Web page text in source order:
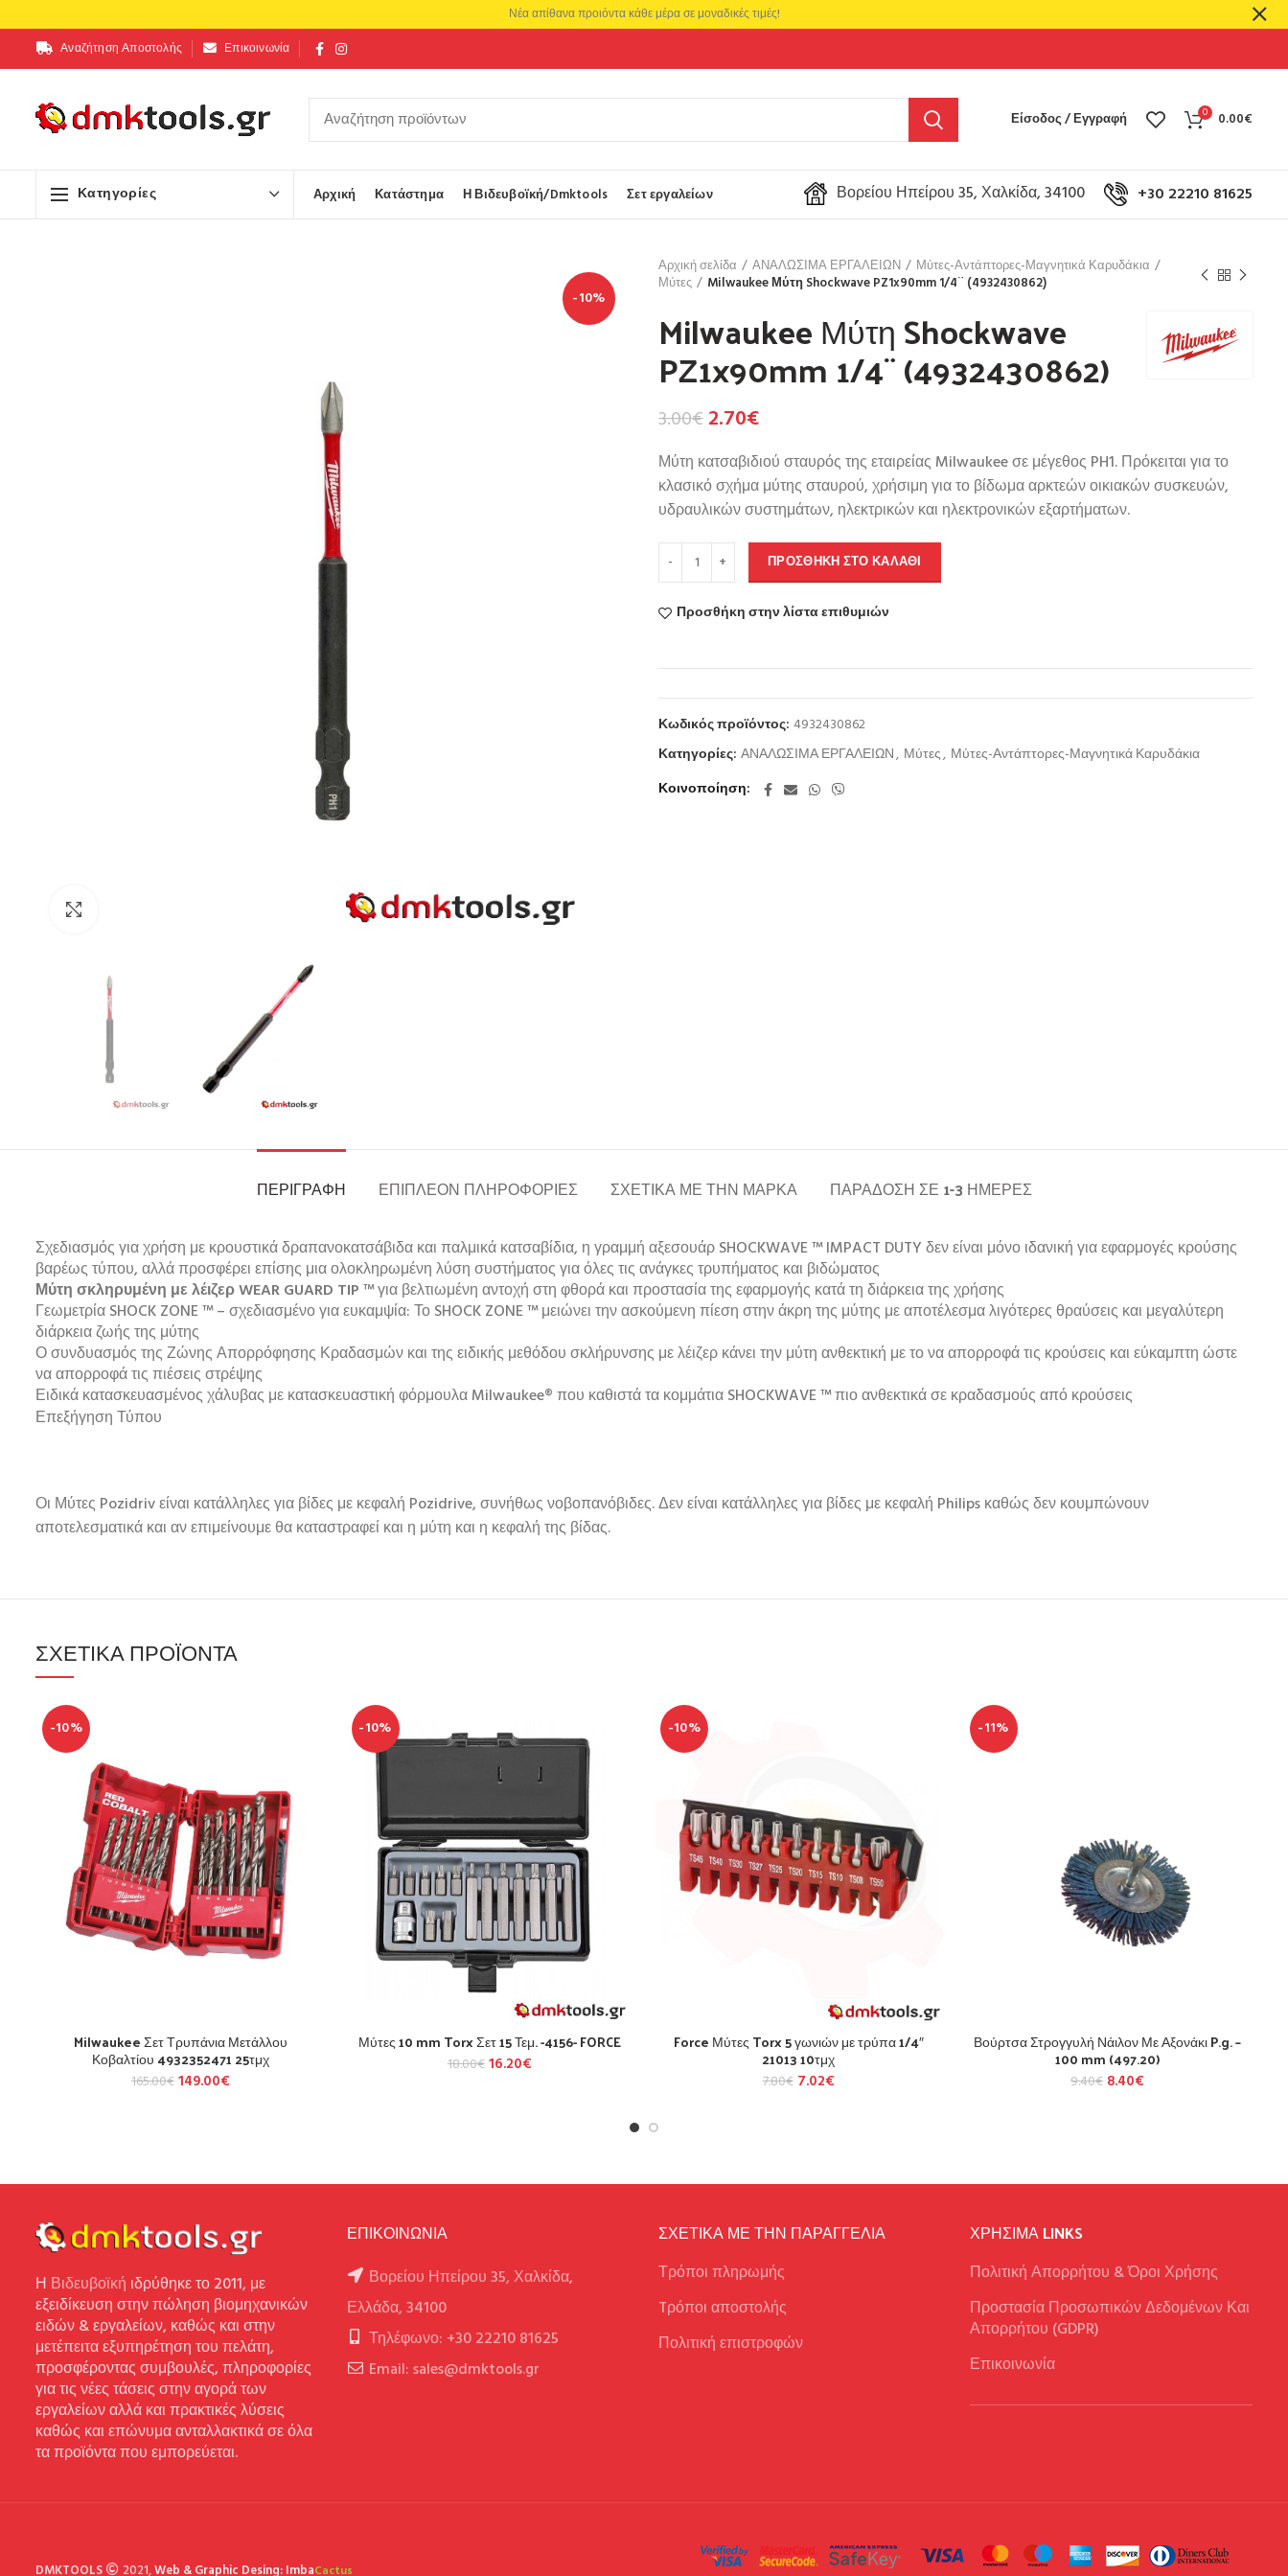
Αναζήτηση Αποστολής Επικοινωνία
Είσοδος / Εγγραφή 0 0.00€
Κατηγορίες Αρχική Κατάστημα Η Βιδευβοϊκή/Dmktools Σετ εργαλείων Βορείου Ηπείρου 35, Χαλκίδα, 34100 +30 22210 81625
-10%
Αρχική σελίδα ΑΝΑΛΩΣΙΜΑ ΕΡΓΑΛΕΙΩΝ
Μύτες-Αντάπτορες-Μαγνητικά Καρυδάκια
Μύτες
Milwaukee Μύτη Shockwave PZ1x90mm 1/4¨ (4932430862)​
Milwaukee Μύτη Shockwave
PZ1x90mm 1/4¨ (4932430862)​
3.00€2.70€
Μύτη κατσαβιδιού σταυρός της εταιρείας Milwaukee σε μέγεθος PH1. Πρόκειται για το
κλασικό σχήμα μύτης σταυρού, χρήσιμη για το βίδωμα αρκτεών οικιακών συσκευών,
υδραυλικών συστημάτων, ηλεκτρικών και ηλεκτρονικών εξαρτήματων.
ΠΡΟΣΘΉΚΗ ΣΤΟ ΚΑΛΆΘΙ
Προσθήκη στην λίστα επιθυμιών
Κωδικός προϊόντος: 4932430862
Κατηγορίες: ΑΝΑΛΩΣΙΜΑ ΕΡΓΑΛΕΙΩΝ, Μύτες, Μύτες-Αντάπτορες-Μαγνητικά Καρυδάκια
Κοινοποίηση
ΠΕΡΙΓΡΑΦΉ ΕΠΙΠΛΈΟΝ ΠΛΗΡΟΦΟΡΊΕΣ ΣΧΕΤΙΚΆ ΜΕ ΤΗΝ ΜΆΡΚΑ ΠΑΡΆΔΟΣΗ ΣΕ 1-3 ΗΜΈΡΕΣ
Σχεδιασμός για χρήση με κρουστικά δραπανοκατσάβιδα και παλμικά κατσαβίδια, η γραμμή αξεσουάρ SHOCKWAVE ™ IMPACT DUTY δεν είναι μόνο ιδανική για εφαρμογές κρούσης
βαρέως τύπου, αλλά προσφέρει επίσης μια ολοκληρωμένη λύση συστήματος για όλες τις ανάγκες τρυπήματος και βιδώματος
Μύτη σκληρυμένη με λέιζερ WEAR GUARD TIP™ για βελτιωμένη αντοχή στη φθορά και προστασία της εφαρμογής κατά τη διάρκεια της χρήσης
Γεωμετρία SHOCK ZONE ™ – σχεδιασμένο για ευκαμψία:Το SHOCK ZONE ™ μειώνει την ασκούμενη πίεση στην άκρη της μύτης με αποτέλεσμα λιγότερες θραύσεις και μεγαλύτερη
διάρκεια ζωής της μύτης
Ο συνδυασμός της Ζώνης Απορρόφησης Κραδασμών και της ειδικής μεθόδου σκλήρυνσης με λέιζερ κάνει την μύτη ανθεκτική με το να απορροφά τις κρούσεις και εύκαμπτη ώστε
να απορροφά τις πιέσεις στρέψης
Ειδικά κατασκευασμένος χάλυβας με κατασκευαστική φόρμουλα Milwaukee® που καθιστά τα κομμάτια SHOCKWAVE ™ πιο ανθεκτικά σε κραδασμούς από κρούσεις
Επεξήγηση Τύπου
Οι Μύτες Pozidriv είναι κατάλληλες για βίδες με κεφαλή Pozidrive, συνήθως νοβοπανόβιδες. Δεν είναι κατάλληλες για βίδες με κεφαλή Philips καθώς δεν κουμπώνουν
αποτελεσματικά και αν επιμείνουμε θα καταστραφεί και η μύτη και η κεφαλή της βίδας.
ΣΧΕΤΙΚΆ ΠΡΟΪΌΝΤΑ
-10%
Milwaukee Σετ Τρυπάνια Μετάλλου
Κοβαλτίου 4932352471 25τμχ
165.00€ 149.00€
-10%
Μύτες 10 mm Torx Σετ 15 Τεμ. -4156- FORCE
18.00€ 16.20€
-10%
Force Μύτες Torx 5 γωνιών με τρύπα 1/4″
21013 10τμχ
7.80€ 7.02€
-11%
Βούρτσα Στρογγυλή Νάιλον Με Αξονάκι P.g. –
100 mm (497.20)
9.40€ 8.40€
Η Βιδευβοϊκή ιδρύθηκε το 2011, με
εξειδίκευση στην πώληση βιομηχανικών
ειδών & εργαλείων, καθώς και στην
μετέπειτα εξυπηρέτηση του πελάτη,
προσφέροντας συμβουλές, πληροφορίες
για τις νέες τάσεις στην αγορά των
εργαλείων αλλά και πρακτικές λύσεις
καθώς και επώνυμα ανταλλακτικά σε όλα
τα προϊόντα που εμπορεύεται.
ΕΠΙΚΟΙΝΩΝΙΑ
Βορείου Ηπείρου 35, Χαλκίδα,
Ελλάδα, 34100
Τηλέφωνο: +30 22210 81625
Email: sales@dmktools.gr
ΣΧΕΤΙΚΑ ΜΕ ΤΗΝ ΠΑΡΑΓΓΕΛΙΑ
Τρόποι πληρωμής
Tρόποι αποστολής
Πολιτική επιστροφών
ΧΡΉΣΙΜΑ LINKS
Πολιτική Απορρήτου & Όροι Χρήσης
Προστασία Προσωπικών Δεδομένων Και
Απορρήτου (GDPR)
Επικοινωνία
DMKTOOLS 2021,Web & Graphic Desing: ImbaCactus
Νέα απίθανα προιόντα κάθε μέρα σε μοναδικές τιμές!